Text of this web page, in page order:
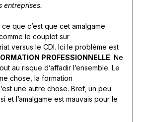
entreprises.
ce que c’est que cet amalgame
le couplet sur
versus le CDI. Ici le problème est
PROFESSIONNELLE. Ne
au risque d’affadir l’ensemble. Le
chose, la formation
une autre chose. Bref, un peu
et l’amalgame est mauvais pour le